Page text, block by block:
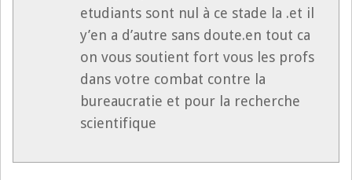
etudiants sont nul à ce stade la .et il
y’en a d’autre sans doute.en tout ca
on vous soutient fort vous les profs
dans votre combat contre la
bureaucratie et pour la recherche
scientifique